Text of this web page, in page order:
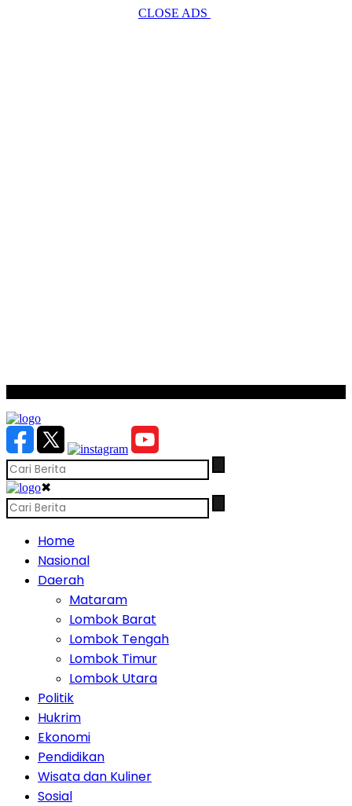
CLOSE ADS
✖
Home
Nasional
Daerah
Mataram
Lombok Barat
Lombok Tengah
Lombok Timur
Lombok Utara
Politik
Hukrim
Ekonomi
Pendidikan
Wisata dan Kuliner
Sosial